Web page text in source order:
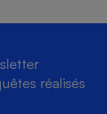
réalisés